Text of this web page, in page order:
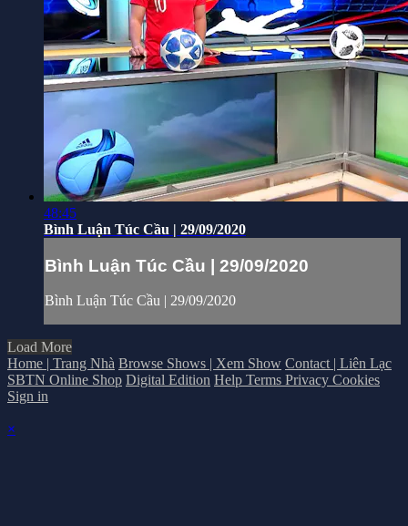
48:45
Bình Luận Túc Cầu | 29/09/2020
Bình Luận Túc Cầu | 29/09/2020
Bình Luận Túc Cầu | 29/09/2020
Load More
Home | Trang Nhà Browse Shows | Xem Show Contact | Liên Lạc
SBTN Online Shop Digital Edition Help Terms Privacy Cookies
Sign in
×